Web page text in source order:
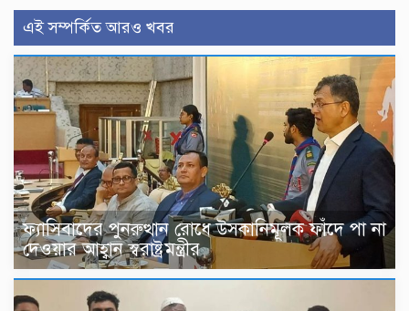
এই সম্পর্কিত আরও খবর
ফ্যাসিবাদের পুনরুত্থান রোধে উসকানিমূলক ফাঁদে পা না
দেওয়ার আহ্বান স্বরাষ্ট্রমন্ত্রীর